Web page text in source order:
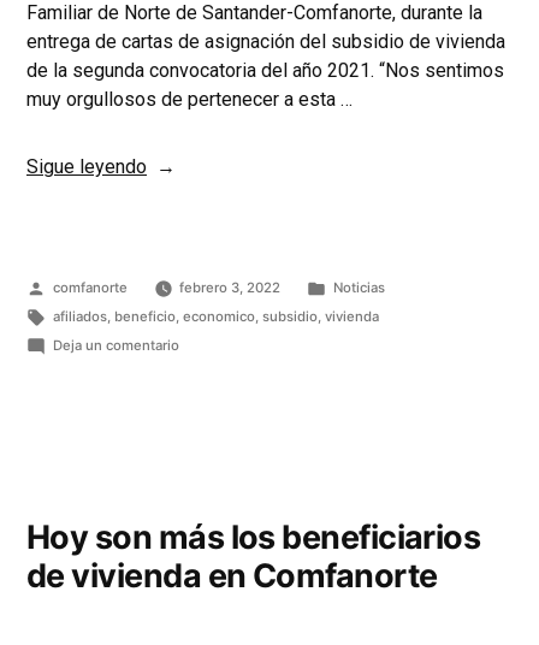
Familiar de Norte de Santander-Comfanorte, durante la
entrega de cartas de asignación del subsidio de vivienda
de la segunda convocatoria del año 2021. “Nos sentimos
muy orgullosos de pertenecer a esta …
Sigue leyendo
comfanorte febrero 3, 2022
Noticias
afiliados, beneficio, economico, subsidio, vivienda
Deja un comentario
Hoy son más los beneficiarios
de vivienda en Comfanorte